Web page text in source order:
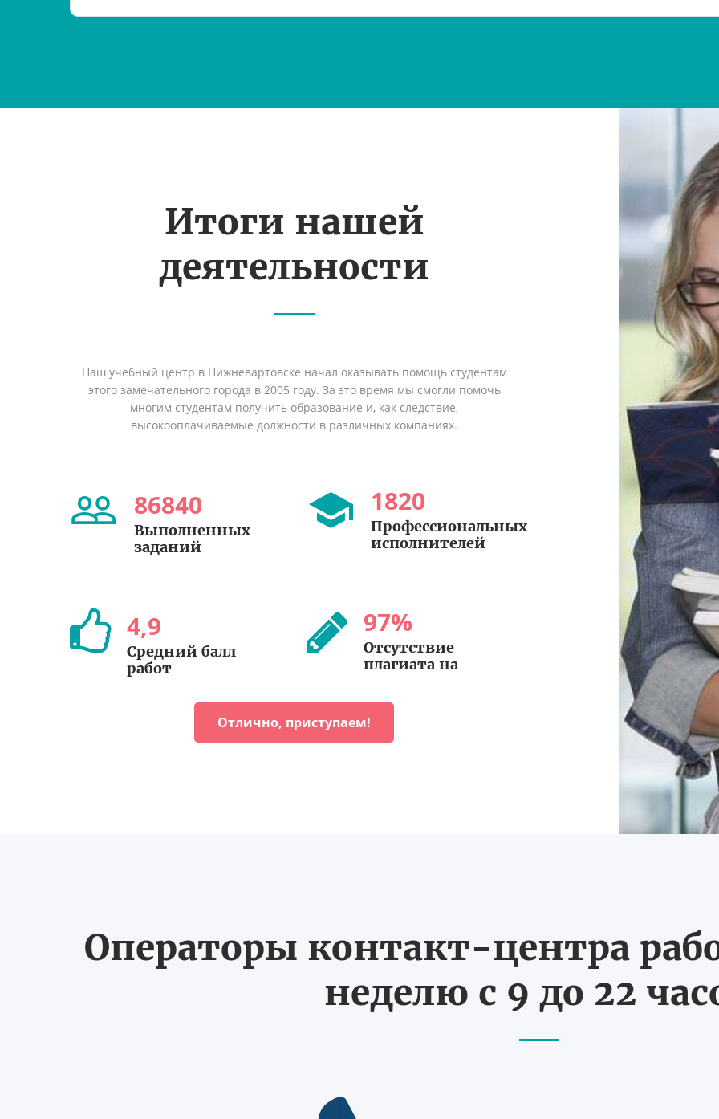
Итоги нашей
деятельности
Наш учебный центр в Нижневартовске начал оказывать помощь студентам
этого замечательного города в 2005 году. За это время мы смогли помочь
многим студентам получить образование и, как следствие,
высокооплачиваемые должности в различных компаниях.
86840
Выполненных
заданий
1820
Профессиональных
исполнителей
4,9
Средний балл
работ
97%
Отсутствие
плагиата на
Отлично, приступаем!
Операторы контакт-центра
неделю с 9 до 22